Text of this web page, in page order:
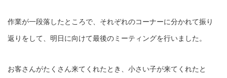
作業が一段落したところで、それぞれのコーナーに分かれて振り
返りをして、明日に向けて最後のミーティングを行いました。
お客さんがたくさん来てくれたとき、小さい子が来てくれたと